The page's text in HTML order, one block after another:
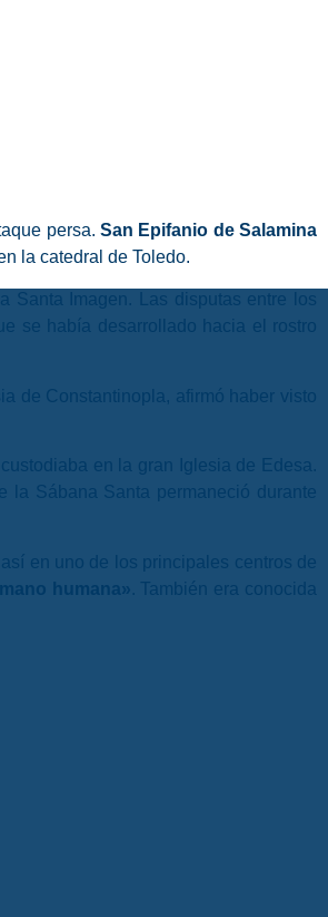
persa.San Epifanio de Salamina
la catedral de Toledo.
Santa Imagen. Las disputas entre los
se había desarrollado hacia el rostro
de Constantinopla, afirmó haber visto
en la gran Iglesia de Edesa.
la Sábana Santa permaneció durante
en uno de los principales centros de
humana». También era conocida